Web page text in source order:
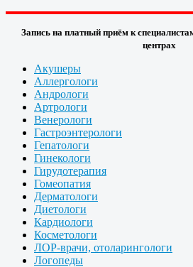
Запись на платный приём к
центрах
Акушеры
Аллергологи
Андрологи
Артрологи
Венерологи
Гастроэнтерологи
Гепатологи
Гинекологи
Гирудотерапия
Гомеопатия
Дерматологи
Диетологи
Кардиологи
Косметологи
ЛОР-врачи, отоларингологи
Логопеды